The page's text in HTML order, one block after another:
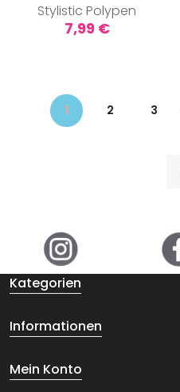
Stylistic Polypen
Preis
7,99 €
1 2 3
Kategorien
Informationen
Mein Konto